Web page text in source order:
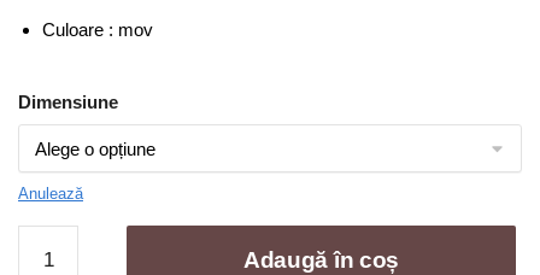
Culoare : mov
Dimensiune
Anulează
Adaugă în coș